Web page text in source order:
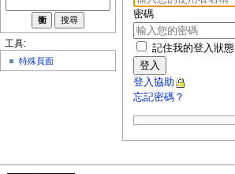
密碼
記住我的登入狀態
登入
登入協助
忘記密碼？
工具:
特殊頁面